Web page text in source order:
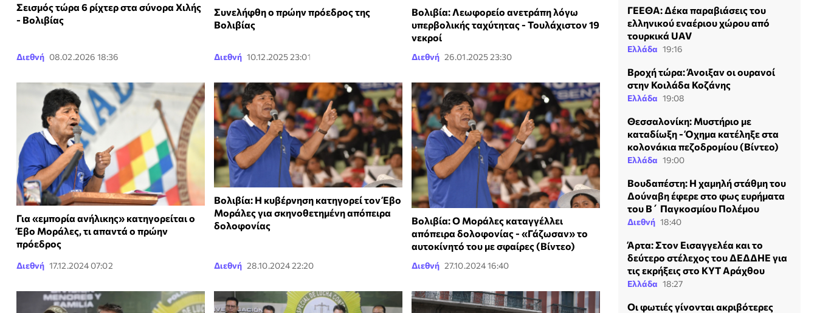
Σεισμός τώρα 6 ρίχτερ στα σύνορα Χιλής
- Βολιβίας
Διεθνή 08.02.2026 18:36
Συνελήφθη ο πρώην πρόεδρος της
Βολιβίας
Διεθνή 10.12.2025 23:01
Βολιβία: Λεωφορείο ανετράπη λόγω
υπερβολικής ταχύτητας - Τουλάχιστον 19
νεκροί
Διεθνή 26.01.2025 23:30
Για «εμπορία ανήλικης» κατηγορείται ο
Έβο Μοράλες, τι απαντά ο πρώην
πρόεδρος
Διεθνή 17.12.2024 07:02
Βολιβία: Η κυβέρνηση κατηγορεί τον Έβο
Μοράλες για σκηνοθετημένη απόπειρα
δολοφονίας
Διεθνή 28.10.2024 22:20
Βολιβία: Ο Μοράλες καταγγέλλει
απόπειρα δολοφονίας - «Γάζωσαν» το
αυτοκίνητό του με σφαίρες (Βίντεο)
Διεθνή 27.10.2024 16:40
ΓΕΕΘΑ: Δέκα παραβιάσεις του
ελληνικού εναέριου χώρου από
τουρκικά UAV
Ελλάδα 19:16
Βροχή τώρα: Άνοιξαν οι ουρανοί
στην Κοιλάδα Κοζάνης
Ελλάδα 19:08
Θεσσαλονίκη: Μυστήριο με
καταδίωξη - Όχημα κατέληξε στα
κολονάκια πεζοδρομίου (Βίντεο)
Ελλάδα 19:00
Βουδαπέστη: Η χαμηλή στάθμη του
Δούναβη έφερε στο φως ευρήματα
του Β΄ Παγκοσμίου Πολέμου
Διεθνή 18:40
Άρτα: Στον Εισαγγελέα και το
δεύτερο στέλεχος του ΔΕΔΔΗΕ για
τις εκρήξεις στο ΚΥΤ Αράχθου
Ελλάδα 18:27
Οι φωτιές γίνονται ακριβότερες